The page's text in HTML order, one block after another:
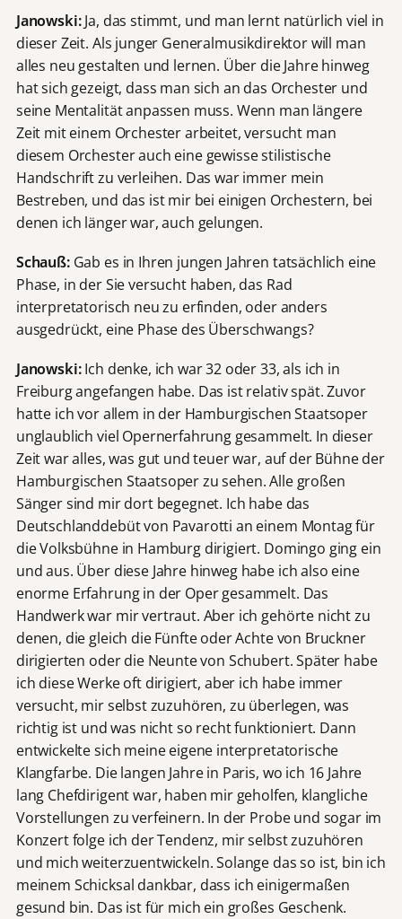
Janowski:Ja, das stimmt, und man lernt natürlich viel in
dieser Zeit. Als junger Generalmusikdirektor will man
alles neu gestalten und lernen. Über die Jahre hinweg
hat sich gezeigt, dass man sich an das Orchester und
seine Mentalität anpassen muss. Wenn man längere
Zeit mit einem Orchester arbeitet, versucht man
diesem Orchester auch eine gewisse stilistische
Handschrift zu verleihen. Das war immer mein
Bestreben, und das ist mir bei einigen Orchestern, bei
denen ich länger war, auch gelungen.
Schauß:Gab es in Ihren jungen Jahren tatsächlich eine
Phase, in der Sie versucht haben, das Rad
interpretatorisch neu zu erfinden, oder anders
ausgedrückt, eine Phase des Überschwangs?
Janowski:Ich denke, ich war 32 oder 33, als ich in
Freiburg angefangen habe. Das ist relativ spät. Zuvor
hatte ich vor allem in der Hamburgischen Staatsoper
unglaublich viel Opernerfahrung gesammelt. In dieser
Zeit war alles, was gut und teuer war, auf der Bühne der
Hamburgischen Staatsoper zu sehen. Alle großen
Sänger sind mir dort begegnet. Ich habe das
Deutschlanddebüt von Pavarotti an einem Montag für
die Volksbühne in Hamburg dirigiert. Domingo ging ein
und aus. Über diese Jahre hinweg habe ich also eine
enorme Erfahrung in der Oper gesammelt. Das
Handwerk war mir vertraut. Aber ich gehörte nicht zu
denen, die gleich die Fünfte oder Achte von Bruckner
dirigierten oder die Neunte von Schubert. Später habe
ich diese Werke oft dirigiert, aber ich habe immer
versucht, mir selbst zuzuhören, zu überlegen, was
richtig ist und was nicht so recht funktioniert. Dann
entwickelte sich meine eigene interpretatorische
Klangfarbe. Die langen Jahre in Paris, wo ich 16 Jahre
lang Chefdirigent war, haben mir geholfen, klangliche
Vorstellungen zu verfeinern. In der Probe und sogar im
Konzert folge ich der Tendenz, mir selbst zuzuhören
und mich weiterzuentwickeln. Solange das so ist, bin ich
meinem Schicksal dankbar, dass ich einigermaßen
gesund bin. Das ist für mich ein großes Geschenk.